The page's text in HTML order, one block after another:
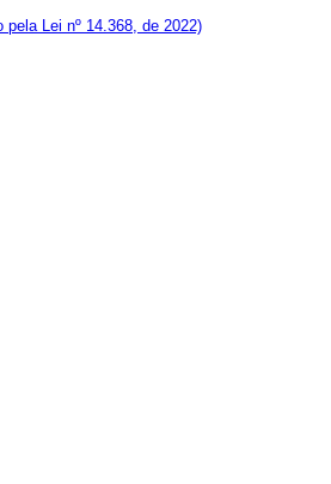
pela Lei nº 14.368, de 2022)